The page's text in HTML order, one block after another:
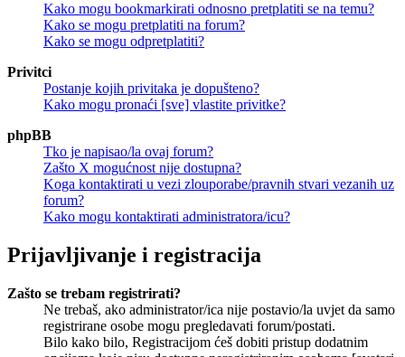
Kako mogu bookmarkirati odnosno pretplatiti se na temu?
Kako se mogu pretplatiti na forum?
Kako se mogu odpretplatiti?
Privitci
Postanje kojih privitaka je dopušteno?
Kako mogu pronaći [sve] vlastite privitke?
phpBB
Tko je napisao/la ovaj forum?
Zašto X mogućnost nije dostupna?
Koga kontaktirati u vezi zlouporabe/pravnih stvari vezanih uz
forum?
Kako mogu kontaktirati administratora/icu?
Prijavljivanje i registracija
Zašto se trebam registrirati?
Ne trebaš, ako administrator/ica nije postavio/la uvjet da samo
registrirane osobe mogu pregledavati forum/postati.
Bilo kako bilo, Registracijom ćeš dobiti pristup dodatnim